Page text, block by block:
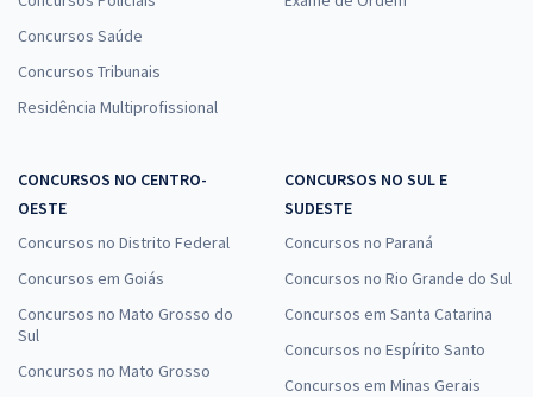
Concursos Saúde
Concursos Tribunais
Residência Multiprofissional
CONCURSOS NO CENTRO-
OESTE
Concursos no Distrito Federal
Concursos em Goiás
Concursos no Mato Grosso do
Sul
Concursos no Mato Grosso
CONCURSOS NO SUL E
SUDESTE
Concursos no Paraná
Concursos no Rio Grande do Sul
Concursos em Santa Catarina
Concursos no Espírito Santo
Concursos em Minas Gerais